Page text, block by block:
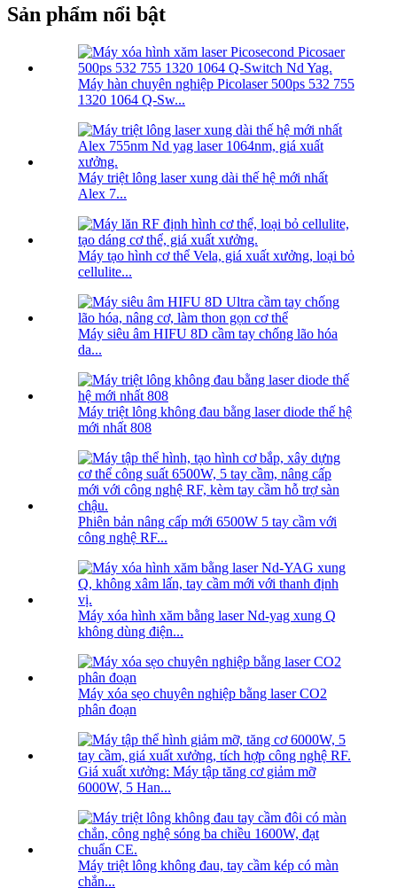
Sản phẩm nổi bật
Máy hàn chuyên nghiệp Picolaser 500ps 532 755
1320 1064 Q-Sw...
Máy triệt lông laser xung dài thế hệ mới nhất
Alex 7...
Máy tạo hình cơ thể Vela, giá xuất xưởng, loại bỏ
cellulite...
Máy siêu âm HIFU 8D cầm tay chống lão hóa
da...
Máy triệt lông không đau bằng laser diode thế hệ
mới nhất 808
Phiên bản nâng cấp mới 6500W 5 tay cầm với
công nghệ RF...
Máy xóa hình xăm bằng laser Nd-yag xung Q
không dùng điện...
Máy xóa sẹo chuyên nghiệp bằng laser CO2
phân đoạn
Giá xuất xưởng: Máy tập tăng cơ giảm mỡ
6000W, 5 Han...
Máy triệt lông không đau, tay cầm kép có màn
chắn...